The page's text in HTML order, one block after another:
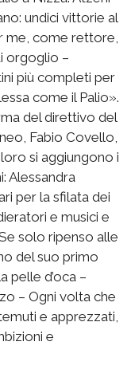
undici vittorie al
me, come rettore,
orgoglio –
più completi per
come il Palio».
del direttivo del
Fabio Covello,
si aggiungono i
Alessandra
per la sfilata dei
e musici e
solo ripenso alle
del suo primo
pelle d’oca –
– Ogni volta che
e apprezzati,
e